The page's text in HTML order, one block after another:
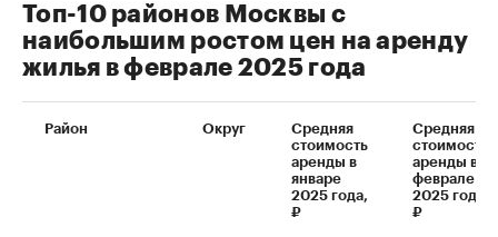
Топ-10 районов Москвы с
наибольшим ростом цен на аренду
жилья в феврале 2025 года
Район Округ
Средняя
стоимость
аренды в
январе
2025 года,
₽
Средняя
стоимость
аренды в
феврале
2025 года,
₽